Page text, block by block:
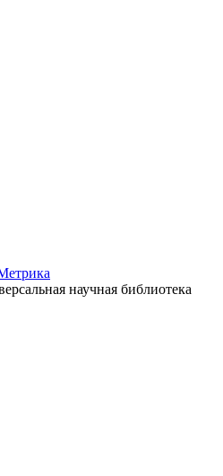
научная библиотека